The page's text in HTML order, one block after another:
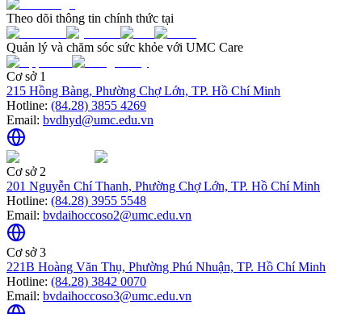
Theo dõi thông tin chính thức tại
Quản lý và chăm sóc sức khỏe với UMC Care
Cơ sở 1
215 Hồng Bàng, Phường Chợ Lớn, TP. Hồ Chí Minh
Hotline: (84.28) 3855 4269
Email: bvdhyd@umc.edu.vn
Cơ sở 2
201 Nguyễn Chí Thanh, Phường Chợ Lớn, TP. Hồ Chí Minh
Hotline: (84.28) 3955 5548
Email: bvdaihoccoso2@umc.edu.vn
Cơ sở 3
221B Hoàng Văn Thụ, Phường Phú Nhuận, TP. Hồ Chí Minh
Hotline: (84.28) 3842 0070
Email: bvdaihoccoso3@umc.edu.vn